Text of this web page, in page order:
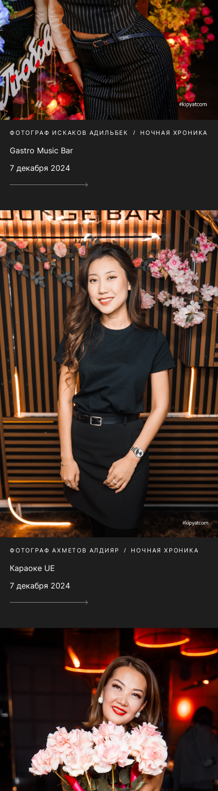
ФОТОГРАФ ИСКАКОВ АДИЛЬБЕК НОЧНАЯ ХРОНИКА
Gastro Music Bar
7 декабря 2024
ФОТОГРАФ АХМЕТОВ АЛДИЯР НОЧНАЯ ХРОНИКА
Караоке UE
7 декабря 2024